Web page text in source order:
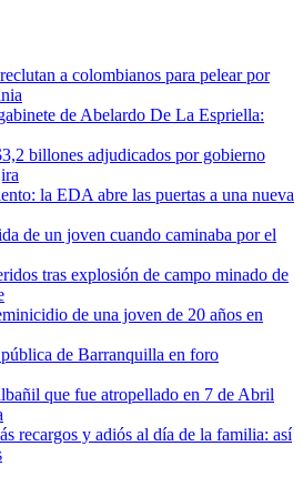
a colombianos para pelear por
de Abelardo De La Espriella:
billones adjudicados por gobierno
la EDA abre las puertas a una nueva
de un joven cuando caminaba por el
tras explosión de campo minado de
de una joven de 20 años en
de Barranquilla en foro
que fue atropellado en 7 de Abril
recargos y adiós al día de la familia: así